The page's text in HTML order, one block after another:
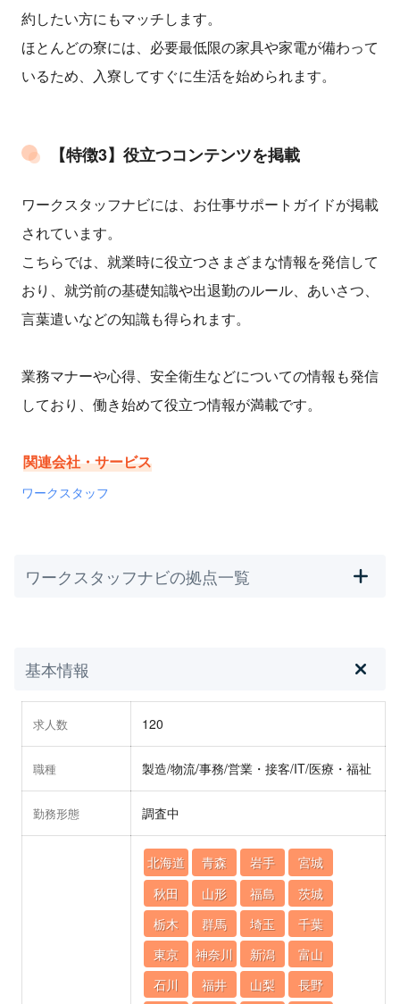
約したい方にもマッチします。
ほとんどの寮には、必要最低限の家具や家電が備わって
いるため、入寮してすぐに生活を始められます。
【特徴3】役立つコンテンツを掲載
ワークスタッフナビには、お仕事サポートガイドが掲載
されています。
こちらでは、就業時に役立つさまざまな情報を発信して
おり、就労前の基礎知識や出退勤のルール、あいさつ、
言葉遣いなどの知識も得られます。
業務マナーや心得、安全衛生などについての情報も発信
しており、働き始めて役立つ情報が満載です。
関連会社・サービス
ワークスタッフ
ワークスタッフナビの拠点一覧
基本情報
求人数 120
職種 製造/物流/事務/営業・接客/IT/医療・福祉
勤務形態 調査中
北海道 青森 岩手
宮城
秋田
山形 福島
茨城
栃木
群馬 埼玉
千葉
東京
神奈川 新潟
富山
石川
福井 山梨
長野